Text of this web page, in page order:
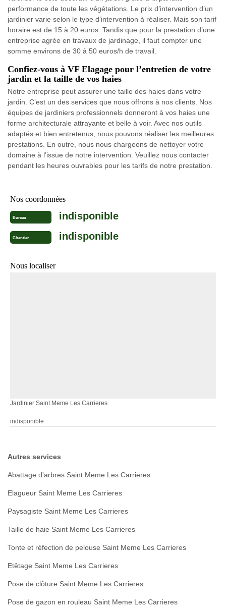
performance de toute les végétations. Le prix d’intervention d’un
jardinier varie selon le type d’intervention à réaliser. Mais son tarif
horaire est de 15 à 20 euros. Tandis que pour la prestation d’une
entreprise agrée en travaux de jardinage, il faut compter une
somme environs de 30 à 50 euros/h de travail.
Confiez-vous à VF Elagage pour l’entretien de votre
jardin et la taille de vos haies
Notre entreprise peut assurer une taille des haies dans votre
jardin. C’est un des services que nous offrons à nos clients. Nos
équipes de jardiniers professionnels donneront à vos haies une
forme architecturale attrayante et belle à voir. Avec nos outils
adaptés et bien entretenus, nous pouvons réaliser les meilleures
prestations. En outre, nous nous chargeons de nettoyer votre
domaine à l’issue de notre intervention. Veuillez nous contacter
pendant les heures ouvrables pour les tarifs de notre prestation.
Nos coordonnées
Bureau indisponible
Chantier indisponible
Nous localiser
Jardinier Saint Meme Les Carrieres
indisponible
Autres services
Abattage d'arbres Saint Meme Les Carrieres
Elagueur Saint Meme Les Carrieres
Paysagiste Saint Meme Les Carrieres
Taille de haie Saint Meme Les Carrieres
Tonte et réfection de pelouse Saint Meme Les Carrieres
Etêtage Saint Meme Les Carrieres
Pose de clôture Saint Meme Les Carrieres
Pose de gazon en rouleau Saint Meme Les Carrieres